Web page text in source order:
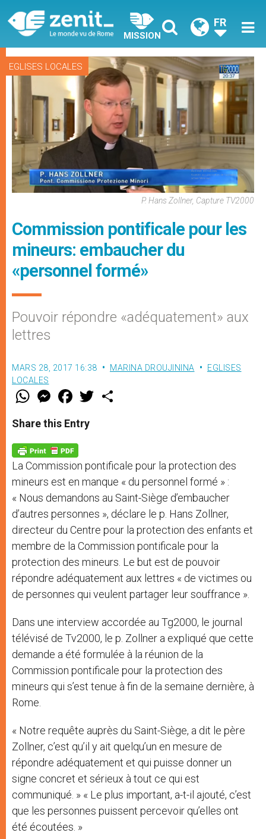
MISSION
FR
EGLISES LOCALES
P. Hans Zollner, Capture TV2000
Commission pontificale pour les
mineurs: embaucher du
«personnel formé»
Pouvoir répondre «adéquatement» aux
lettres
MARS 28, 2017 16:38 MARINA DROUJININA
EGLISES
LOCALES
W
t
s
p
p
M
e
s
e
g
e
r
F
a
e
b
o
k
w
Share this Entry
La Commission pontificale pour la protection des
mineurs est en manque « du personnel formé » :
« Nous demandons au Saint-Siège d’embaucher
d’autres personnes », déclare le p. Hans Zollner,
directeur du Centre pour la protection des enfants et
membre de la Commission pontificale pour la
protection des mineurs. Le but est de pouvoir
répondre adéquatement aux lettres « de victimes ou
de personnes qui veulent partager leur souffrance ».
Dans une interview accordée au Tg2000, le journal
télévisé de Tv2000, le p. Zollner a expliqué que cette
demande a été formulée à la réunion de la
Commission pontificale pour la protection des
mineurs qui s’est tenue à fin de la semaine dernière, à
Rome.
« Notre requête auprès du Saint-Siège, a dit le père
Zollner, c’est qu’il y ait quelqu’un en mesure de
répondre adéquatement et qui puisse donner un
signe concret et sérieux à tout ce qui est
communiqué. » « Le plus important, a-t-il ajouté, c’est
que les personnes puissent percevoir qu’elles ont
été écoutées. »